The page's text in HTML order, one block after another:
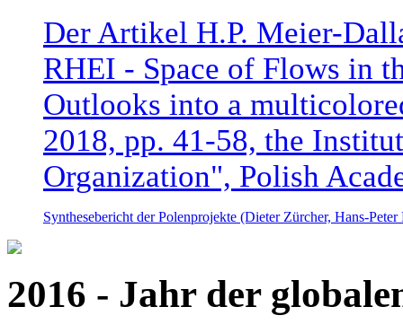
Der Artikel H.P. Meier-
RHEI - Space of Flows in
Outlooks into a
2018, pp. 41-58, the
Organization", Polish
Synthesebericht der Polenprojekte (Dieter Zürcher, Hans-
2016 - Jahr der